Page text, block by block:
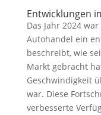
Entwicklungen
Das Jahr 2024
Autohandel ein
beschreibt, wie
Markt gebracht
Geschwindigkeit
war. Diese
verbesserte